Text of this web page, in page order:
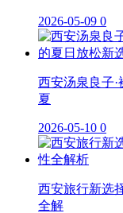
2026-05-09 0
西安汤泉良子
夏
2026-05-10 0
西安旅行新选
全解